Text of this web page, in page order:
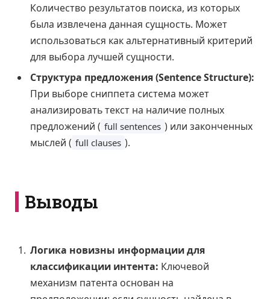
Количество результатов поиска, из которых
была извлечена данная сущность. Может
использоваться как альтернативный критерий
для выбора лучшей сущности.
Структура предложения (Sentence Structure):
При выборе сниппета система может
анализировать текст на наличие полных
предложений ( full sentences ) или законченных
мыслей ( full clauses ).
Выводы
Логика новизны информации для
классификации интента: Ключевой
механизм патента основан на